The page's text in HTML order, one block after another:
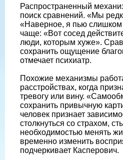
Распространенный
поиск сравнений. «Мы
«Наверное, я пью слишком
чаще: «Вот сосед
люди, которым хуже».
сохранить ощущение
отмечает психиатр.
Похожие механизмы
расстройствах, когда
тревогу или вину.
сохранить привычную
человек признает
столкнуться со страхом,
необходимостью менять
временно изменить
подчеркивает Касперович.